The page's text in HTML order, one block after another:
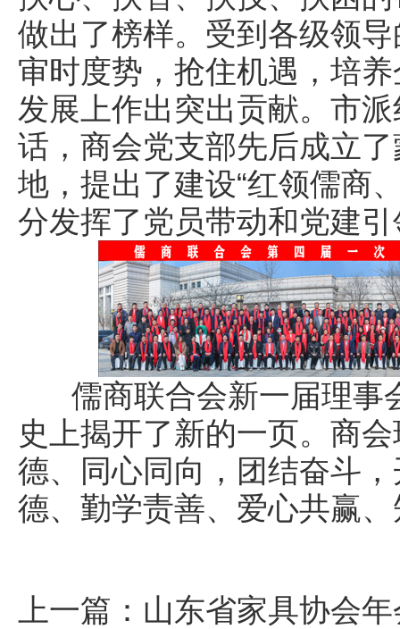
做出了榜样。受到各级领
审时度势，抢住机遇，培
发展上作出突出贡献。市
话，商会党支部先后成立
地，提出了建设“红领儒商
分发挥了党员带动和党建
儒商联合会新一届理事
史上揭开了新的一页。商
德、同心同向，团结奋斗
德、勤学责善、爱心共赢
上一篇： 山东省家具协会